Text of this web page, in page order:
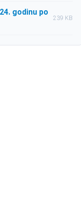
godinu po
239 KB